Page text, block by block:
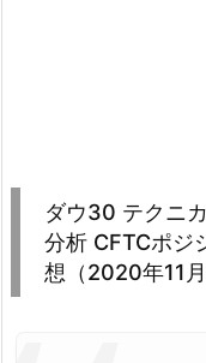
ダウ30 テクニ
分析 CFTCポジ
想（2020年11